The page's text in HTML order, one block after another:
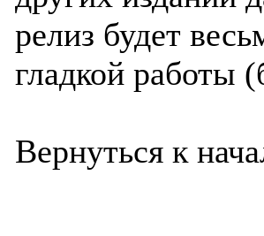
релиз будет
гладкой работы
Вернуться к